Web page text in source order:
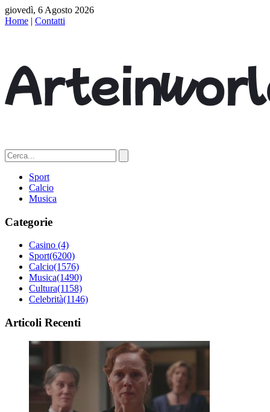
giovedì, 6 Agosto 2026
Home | Contatti
Sport
Calcio
Musica
Categorie
Casino (4)
Sport(6200)
Calcio(1576)
Musica(1490)
Cultura(1158)
Celebrità(1146)
Articoli Recenti